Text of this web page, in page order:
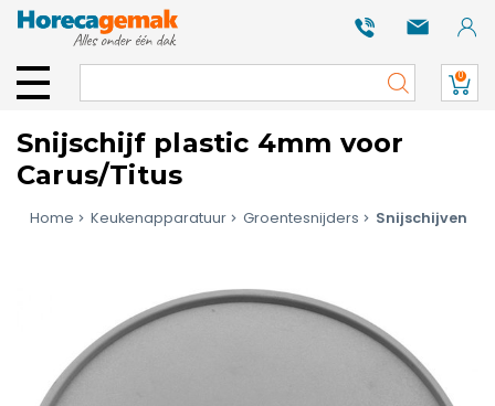
0
Snijschijf plastic 4mm voor
Carus/Titus
Home Keukenapparatuur Groentesnijders Snijschijven